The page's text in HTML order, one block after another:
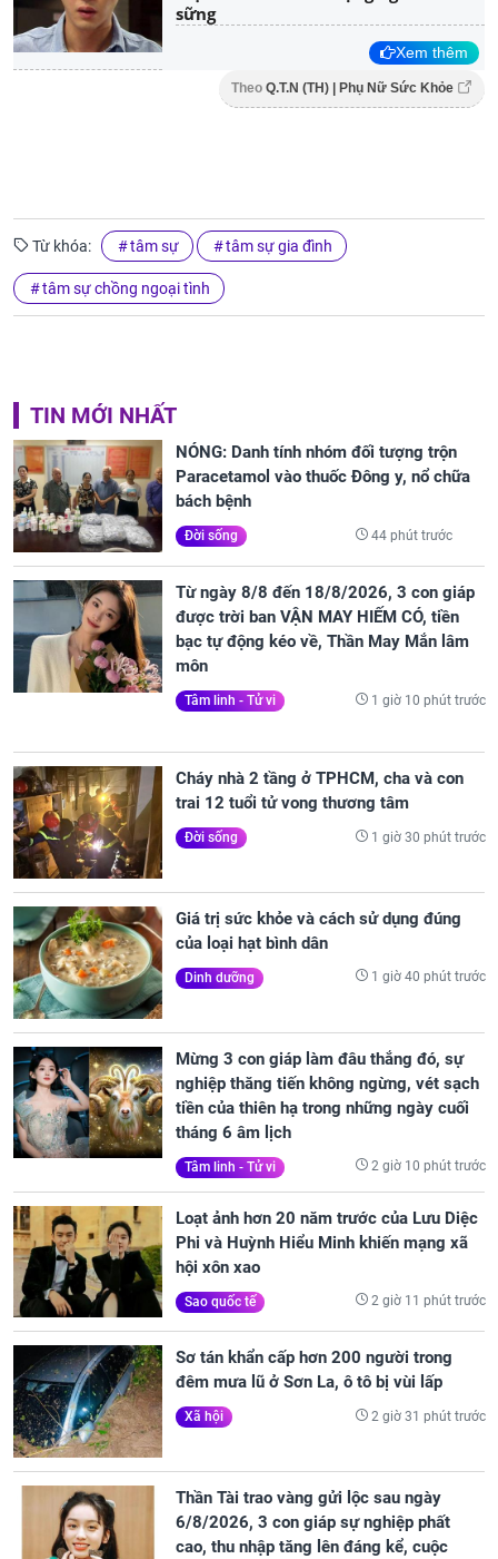
sững
Xem thêm
Theo Q.T.N (TH) | Phụ Nữ Sức Khỏe
Từ khóa: tâm sự tâm sự gia đình
tâm sự chồng ngoại tình
TIN MỚI NHẤT
NÓNG: Danh tính nhóm đối tượng trộn
Paracetamol vào thuốc Đông y, nổ chữa
bách bệnh
Đời sống 44 phút trước
Từ ngày 8/8 đến 18/8/2026, 3 con giáp
được trời ban VẬN MAY HIẾM CÓ, tiền
bạc tự động kéo về, Thần May Mắn lâm
môn
Tâm linh - Tử vi 1 giờ 10 phút trước
Cháy nhà 2 tầng ở TPHCM, cha và con
trai 12 tuổi tử vong thương tâm
Đời sống 1 giờ 30 phút trước
Giá trị sức khỏe và cách sử dụng đúng
của loại hạt bình dân
Dinh dưỡng 1 giờ 40 phút trước
Mừng 3 con giáp làm đâu thắng đó, sự
nghiệp thăng tiến không ngừng, vét sạch
tiền của thiên hạ trong những ngày cuối
tháng 6 âm lịch
Tâm linh - Tử vi 2 giờ 10 phút trước
Loạt ảnh hơn 20 năm trước của Lưu Diệc
Phi và Huỳnh Hiểu Minh khiến mạng xã
hội xôn xao
Sao quốc tế 2 giờ 11 phút trước
Sơ tán khẩn cấp hơn 200 người trong
đêm mưa lũ ở Sơn La, ô tô bị vùi lấp
Xã hội 2 giờ 31 phút trước
Thần Tài trao vàng gửi lộc sau ngày
6/8/2026, 3 con giáp sự nghiệp phất
cao, thu nhập tăng lên đáng kể, cuộc